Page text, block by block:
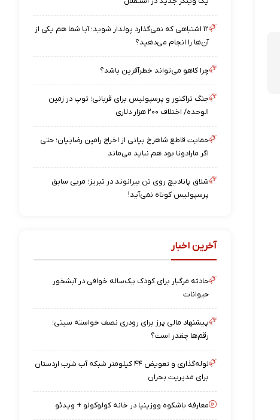
۱۲ اشتباهی که نمی‌گذارد پولدار شوید؛ آیا شما هم یکی از
آن‌ها را انجام می‌دهید؟
چرا کاهو می‌تواند خطرآفرین باشد؟
جنگ تراکتور و پرسپولیس برای قربانی؛ توپ در زمین
الوحده/ اختلاف ۲۰۰ هزار دلاری
حمایت قاطع شاهرخ بیانی از اخراج رامین رضاییان؛ حتی
اگر مارادونا بود هم نباید می‌ماند
شلاق پانادیچ روی تن بیرانوند در تبریز؛ مربی سابق
پرسپولیس کوتاه نمی‌آید!
آخرین اخبار
حادثه مرگبار برای کودک یک‌ساله خوافی در آبشخور
حیوانات
پیشنهاد مالی پرز برای رودری نصف خواسته سیتی؛
رقم‌ها چقدر است؟
لوله‌گذاری و تعویض ۴۴ کیلومتر شبکه آب شرب اردستان
برای مدیریت بحران
معارفه باشکوه ووزینیا در خانه کولوکولو + ویدئو